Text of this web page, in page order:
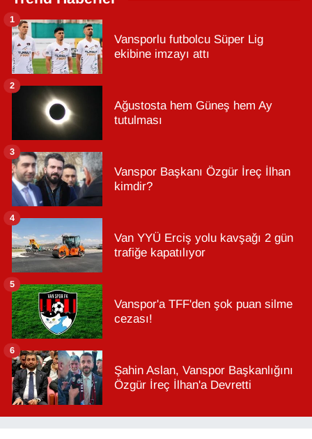
Vansporlu futbolcu Süper Lig
ekibine imzayı attı
1
Ağustosta hem Güneş hem Ay
tutulması
2
Vanspor Başkanı Özgür İreç İlhan
kimdir?
3
Van YYÜ Erciş yolu kavşağı 2 gün
trafiğe kapatılıyor
4
Vanspor'a TFF'den şok puan silme
cezası!
5
Şahin Aslan, Vanspor Başkanlığını
Özgür İreç İlhan'a Devretti
6